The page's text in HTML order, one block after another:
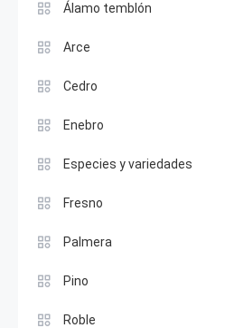
Álamo temblón
Arce
Cedro
Enebro
Especies y variedades
Fresno
Palmera
Pino
Roble